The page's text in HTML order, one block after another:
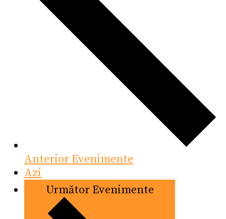
Anterior Evenimente
Azi
Următor Evenimente